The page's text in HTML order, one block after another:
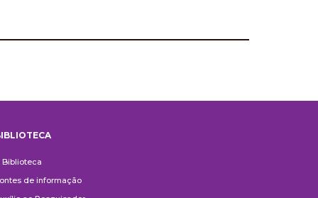
Biblioteca
de informação